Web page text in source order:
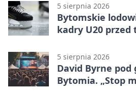
5 sierpnia 2026
Bytomskie
kadry U20
5 sierpnia 2026
David Byrne pod
Bytomia. „Stop